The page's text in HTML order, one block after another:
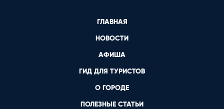
ГЛАВНАЯ
НОВОСТИ
АФИША
ГИД ДЛЯ ТУРИСТОВ
О ГОРОДЕ
ПОЛЕЗНЫЕ СТАТЬИ